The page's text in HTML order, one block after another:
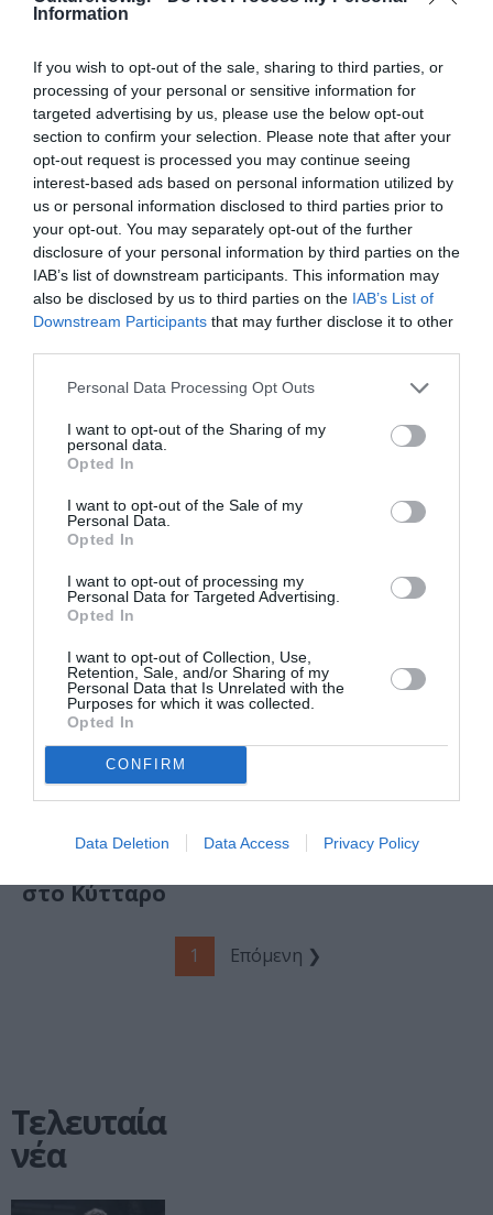
Information
If you wish to opt-out of the sale, sharing to third parties, or
processing of your personal or sensitive information for
targeted advertising by us, please use the below opt-out
section to confirm your selection. Please note that after your
opt-out request is processed you may continue seeing
interest-based ads based on personal information utilized by
us or personal information disclosed to third parties prior to
your opt-out. You may separately opt-out of the further
disclosure of your personal information by third parties on the
IAB’s list of downstream participants. This information may
also be disclosed by us to third parties on the IAB’s List of
Downstream Participants that may further disclose it to other
Personal Data Processing Opt Outs
I want to opt-out of the Sharing of my
personal data.
Opted In
I want to opt-out of the Sale of my
Personal Data.
Opted In
I want to opt-out of processing my
Personal Data for Targeted Advertising.
Opted In
I want to opt-out of Collection, Use,
Retention, Sale, and/or Sharing of my
Personal Data that Is Unrelated with the
Purposes for which it was collected.
Opted In
CONFIRM
Data Deletion Data Access Privacy Policy
σκηνής για το
διάστημα
ΘΕΑΤΡΟ - ΧΟΡΟΣ / ΝΕΑ
Ερμής: Νικόλας
& Joanna Drigo
στο 30ο
Παπάγου –
Χολαργού
ΜΟΥΣΙΚΗ / ΜΟΥΣΙΚΑ ΝΕΑ
Τα λαϊκά που
αγάπησα: Η Ηρώ
επιστρέφει στο
Half Note Jazz
Club
Οι Όναρ για ένα
στο Κύτταρο
ΜΟΥΣΙΚΗ / ΜΟΥΣΙΚΑ ΝΕΑ
αγάπησα: Η Ηρώ
στο Caja de
musica
1 Επόμενη ❯
Τελευταία
νέα